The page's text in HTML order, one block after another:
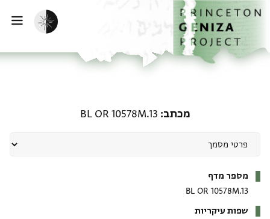
דילוג לתוכן
דף הבית
הפעלת מצב כהה
מכתב BL OR 10578M.13
מספר מדף
BL OR 10578M.13
שפות עיקריות